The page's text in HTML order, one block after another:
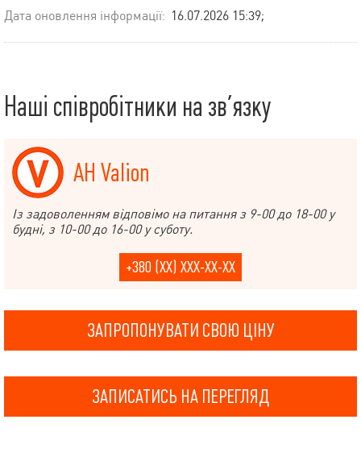
Дата оновлення інформації: 16.07.2026 15:39;
Наші співробітники на зв’язку
АН Valion
Із задоволенням відповімо на питання з 9-00 до 18-00 у
будні, з 10-00 до 16-00 у суботу.
+380 (XX) XXX-XX-XX
ЗАПРОПОНУВАТИ СВОЮ ЦІНУ
ЗАПИСАТИСЬ НА ПЕРЕГЛЯД